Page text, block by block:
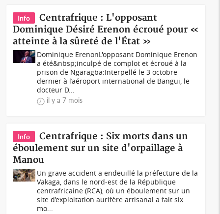
Info
Centrafrique : L'opposant
Dominique Désiré Erenon écroué pour «
atteinte à la sûreté de l'État »
Dominique ErenonL'opposant Dominique Erenon
a été&nbsp;inculpé de complot et écroué à la
prison de Ngaragba:Interpellé le 3 octobre
dernier à l’aéroport international de Bangui, le
docteur D...
il y a 7 mois
Info
Centrafrique : Six morts dans un
éboulement sur un site d'orpaillage à
Manou
Un grave accident a endeuillé la préfecture de la
Vakaga, dans le nord-est de la République
centrafricaine (RCA), où un éboulement sur un
site d’exploitation aurifère artisanal a fait six
mo...